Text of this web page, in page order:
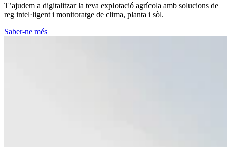
T’ajudem a digitalitzar la teva explotació agrícola amb solucions de
reg intel·ligent i monitoratge de clima, planta i sòl.
Saber-ne més